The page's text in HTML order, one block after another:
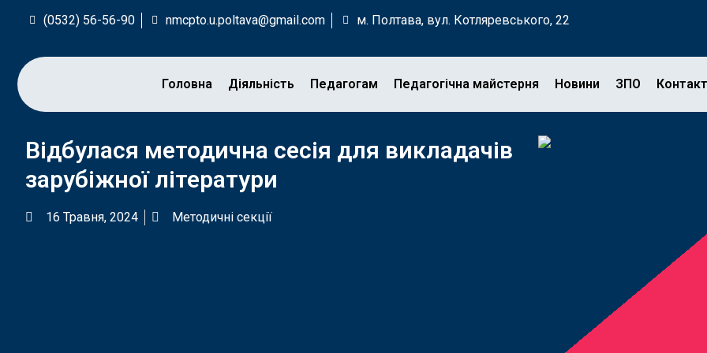
(0532) 56-56-90 nmcpto.u.poltava@gmail.com м. Полтава, вул. Котляревського, 22
Головна Діяльність Педагогам Педагогічна майстерня Новини ЗПО
Відбулася методична сесія для викладачів
зарубіжної літератури
16 Травня, 2024 Методичні секції